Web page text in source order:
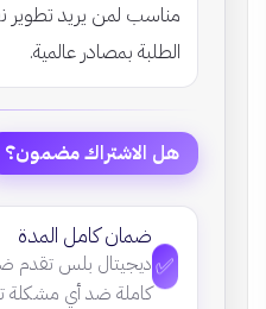
مناسب لمن يريد تطوير
الطلبة بمصادر عالمية.
هل الاشتراك مضمون؟
✅
ضمان كامل المدة
ديجيتال بلس تقدم
كاملة ضد أي مشكلة